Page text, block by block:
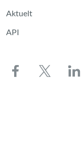
Aktuelt
API